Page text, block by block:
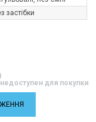
застібки
для покупки